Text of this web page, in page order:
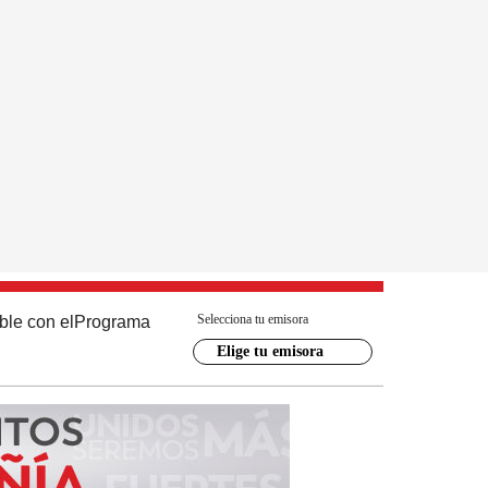
con el Programa Selecciona tu emisora
Elige tu emisora